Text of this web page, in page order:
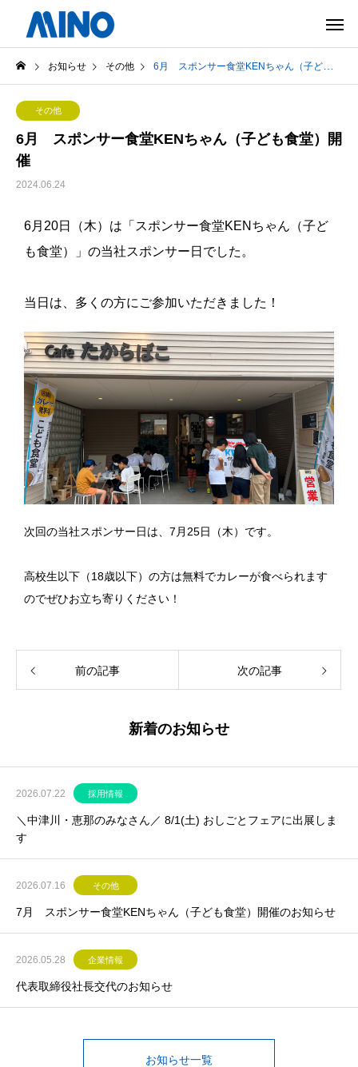
お知らせ その他 6月 スポンサー食堂KENちゃん（子ども食堂）開催
その他
6月 スポンサー食堂KENちゃん（子ども食堂）開
催
2024.06.24
6月20日（木）は「スポンサー食堂KENちゃん（子ど
も食堂）」の当社スポンサー日でした。
当日は、多くの方にご参加いただきました！
次回の当社スポンサー日は、7月25日（木）です。
高校生以下（18歳以下）の方は無料でカレーが食べられます
のでぜひお立ち寄りください！
前の記事 次の記事
新着のお知らせ
2026.07.22 採用情報
＼中津川・恵那のみなさん／ 8/1(土) おしごとフェアに出展しま
す
2026.07.16 その他
7月 スポンサー食堂KENちゃん（子ども食堂）開催のお知らせ
2026.05.28 企業情報
代表取締役社長交代のお知らせ
お知らせ一覧